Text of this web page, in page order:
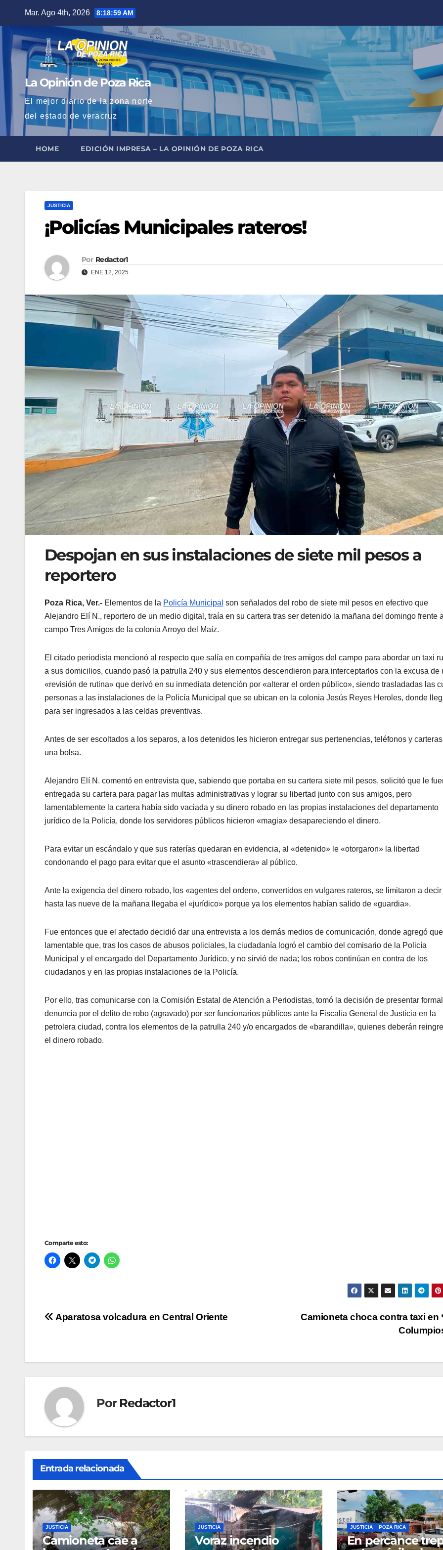
contenido
Mar. Ago 4th, 2026 8:19:01 AM
La Opinión de Poza Rica
El mejor diario de la zona norte
del estado de veracruz
HOME EDICIÓN IMPRESA – LA OPINIÓN DE POZA RICA
JUSTICIA
¡Policías Municipales rateros!
Por Redactor1
ENE 12, 2025
Despojan en sus instalaciones de siete mil pesos a
reportero
Poza Rica, Ver.- Elementos de la Policía Municipal son señalados del robo de siete mil pesos en efectivo que
Alejandro Elí N., reportero de un medio digital, traía en su cartera tras ser detenido la mañana del domingo frente
campo Tres Amigos de la colonia Arroyo del Maíz.
El citado periodista mencionó al respecto que salía en compañía de tres amigos del campo para abordar un taxi
a sus domicilios, cuando pasó la patrulla 240 y sus elementos descendieron para interceptarlos con la excusa de
«revisión de rutina» que derivó en su inmediata detención por «alterar el orden público», siendo trasladadas las
personas a las instalaciones de la Policía Municipal que se ubican en la colonia Jesús Reyes Heroles, donde
para ser ingresados a las celdas preventivas.
Antes de ser escoltados a los separos, a los detenidos les hicieron entregar sus pertenencias, teléfonos y
una bolsa.
Alejandro Elí N. comentó en entrevista que, sabiendo que portaba en su cartera siete mil pesos, solicitó que le
entregada su cartera para pagar las multas administrativas y lograr su libertad junto con sus amigos, pero
lamentablemente la cartera había sido vaciada y su dinero robado en las propias instalaciones del departamento
jurídico de la Policía, donde los servidores públicos hicieron «magia» desapareciendo el dinero.
Para evitar un escándalo y que sus raterías quedaran en evidencia, al «detenido» le «otorgaron» la libertad
condonando el pago para evitar que el asunto «trascendiera» al público.
Ante la exigencia del dinero robado, los «agentes del orden», convertidos en vulgares rateros, se limitaron a
hasta las nueve de la mañana llegaba el «jurídico» porque ya los elementos habían salido de «guardia».
Fue entonces que el afectado decidió dar una entrevista a los demás medios de comunicación, donde agregó
lamentable que, tras los casos de abusos policiales, la ciudadanía logró el cambio del comisario de la Policía
Municipal y el encargado del Departamento Jurídico, y no sirvió de nada; los robos continúan en contra de los
ciudadanos y en las propias instalaciones de la Policía.
Por ello, tras comunicarse con la Comisión Estatal de Atención a Periodistas, tomó la decisión de presentar formal
denuncia por el delito de robo (agravado) por ser funcionarios públicos ante la Fiscalía General de Justicia en la
petrolera ciudad, contra los elementos de la patrulla 240 y/o encargados de «barandilla», quienes deberán
el dinero robado.
Comparte esto:
Navegación
entradas
Camioneta choca contra taxi en
Aparatosa volcadura en Central Oriente
Por Redactor1
Entrada relacionada
JUSTICIA
Camioneta cae a
JUSTICIA
Voraz incendio
JUSTICIA POZA RICA
En percance